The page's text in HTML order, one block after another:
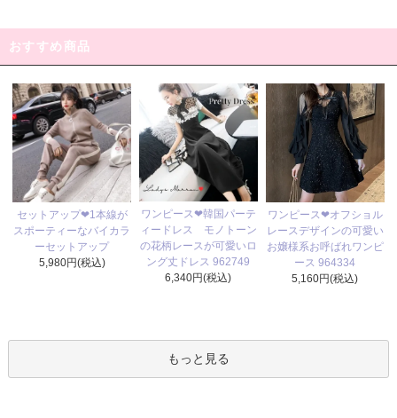
おすすめ商品
セットアップ❤1本線が
スポーティーなバイカラ
ーセットアップ
5,980円(税込)
ワンピース❤韓国パーテ
ィードレス モノトーン
の花柄レースが可愛いロ
ング丈ドレス 962749
6,340円(税込)
ワンピース❤オフショル
レースデザインの可愛い
お嬢様系お呼ばれワンピ
ース 964334
5,160円(税込)
もっと見る